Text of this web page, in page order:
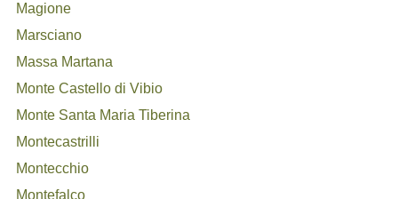
Magione
Marsciano
Massa Martana
Monte Castello di Vibio
Monte Santa Maria Tiberina
Montecastrilli
Montecchio
Montefalco